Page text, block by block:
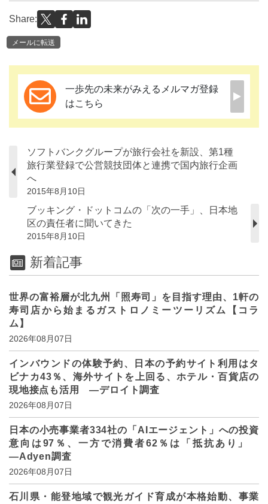
Share:
メールに転送
一歩先の未来がみえるメルマガ登録
はこちら
ソフトバンクグループが旅行会社を新設、第1種
旅行業登録で公営競技団体と連携で国内旅行企画
へ
2015年8月10日
ブッキング・ドットコムの「次の一手」、日本地
区の責任者に聞いてきた
2015年8月10日
新着記事
世界の富裕層が北九州「照寿司」を目指す理由、1軒の
寿司店から始まるガストロノミーツーリズム【コラ
ム】
2026年08月07日
インバウンドの体験予約、日本の予約サイト利用はタ
ビナカ43％、海外サイトを上回る、ホテル・百貨店の
現地接点も活用 ―デロイト調査
2026年08月07日
日本の小売事業者334社の「AIエージェント」への投資
意向は97％、一方で消費者62％は「抵抗あり」
―Adyen調査
2026年08月07日
石川県・能登地域で観光ガイド育成が本格始動、事業